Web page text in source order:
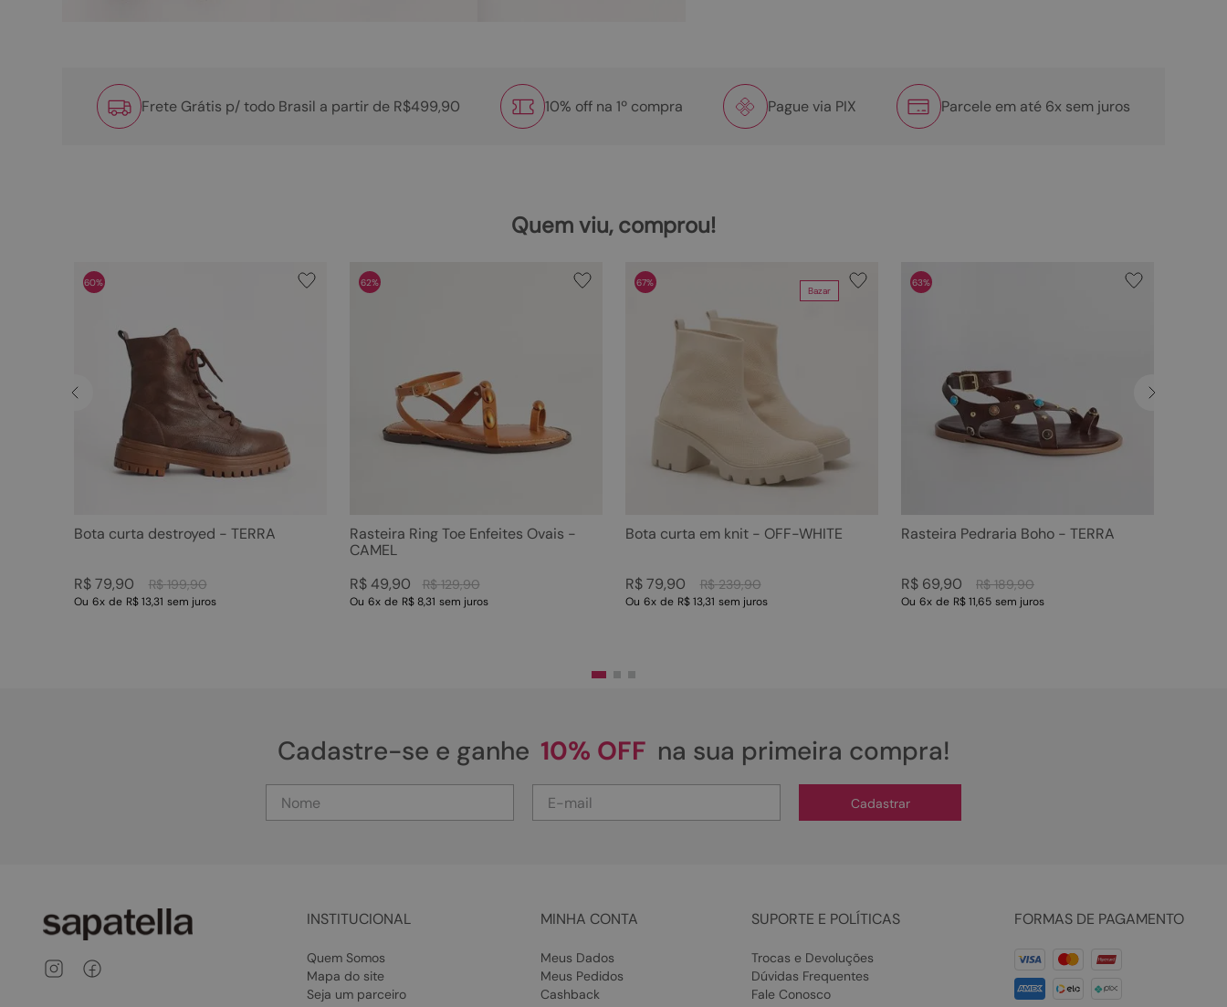
Frete Grátis p/ todo Brasil a partir de R$499,90 10% off na 1º compra Pague via PIX Parcele em até 6x sem juros
Quem viu, comprou!
60%
Bota curta destroyed - TERRA
R$ 199,90
R$ 79,90
Ou 6x de R$ 13,31 sem juros
62%
Rasteira Ring Toe Enfeites Ovais -
CAMEL
R$ 129,90
R$ 49,90
Ou 6x de R$ 8,31 sem juros
Bazar
67%
Bota curta em knit - OFF-WHITE
R$ 239,90
R$ 79,90
Ou 6x de R$ 13,31 sem juros
63%
Rasteira Pedraria Boho - TERRA
R$ 189,90
R$ 69,90
Ou 6x de R$ 11,65 sem juros
Cadastre-se e ganhe 10% OFF na sua primeira compra!
Cadastrar
INSTITUCIONAL
Quem Somos
Mapa do site
Seja um parceiro
MINHA CONTA
Meus Dados
Meus Pedidos
Cashback
SUPORTE E POLÍTICAS
Trocas e Devoluções
Dúvidas Frequentes
Fale Conosco
FORMAS DE PAGAMENTO